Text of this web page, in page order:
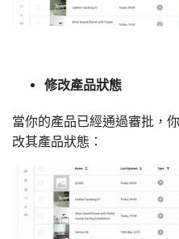
修改產品狀態
當你的產品已經通過審批，
改其產品狀態：